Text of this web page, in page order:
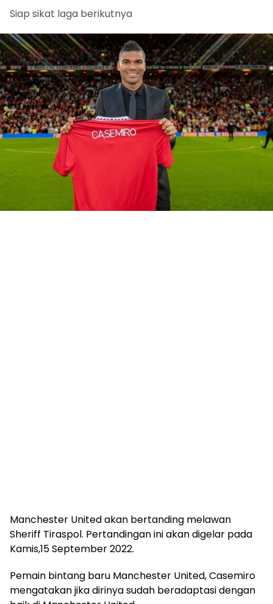
Siap sikat laga berikutnya
Manchester United akan bertanding melawan
Sheriff Tiraspol. Pertandingan ini akan digelar pada
Kamis,15 September 2022.
Pemain bintang baru Manchester United, Casemiro
mengatakan jika dirinya sudah beradaptasi dengan